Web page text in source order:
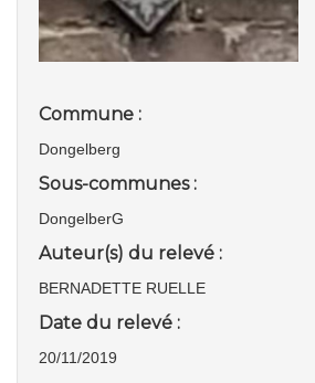
Commune :
Dongelberg
Sous-communes :
DongelberG
Auteur(s) du relevé :
BERNADETTE RUELLE
Date du relevé :
20/11/2019